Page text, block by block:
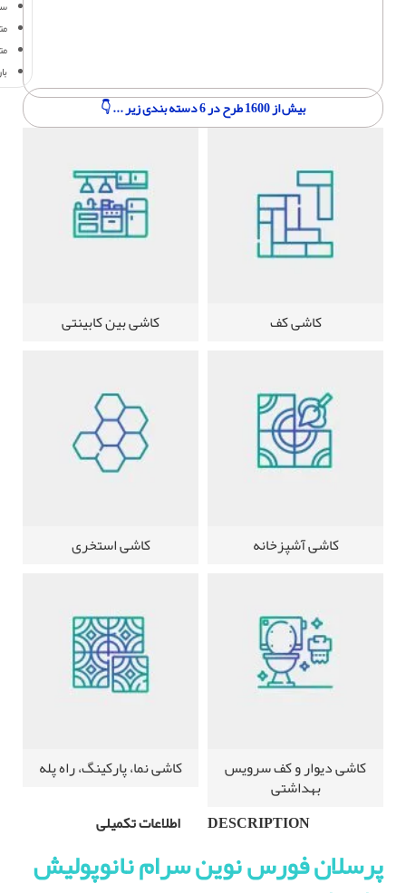
بیش از 1600 طرح در 6 دسته بندی زیر ... 👇
کاشی کف کاشی بین کابینتی
کاشی آشپزخانه کاشی استخری
کاشی دیوار و کف سرویس
بهداشتی
کاشی نما، پارکینگ، راه پله
DESCRIPTION
اطلاعات تکمیلی
پرسلان فورس نوین سرام نانوپولیش